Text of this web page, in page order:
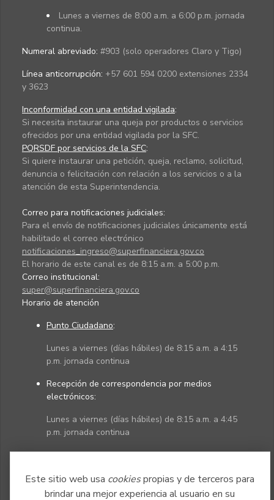
Este sitio web usa cookiespropias y de terceros para
brindar una mejor experiencia al usuario en su
Lunes a viernes de 8:00 a.m. a 6:00 p.m. jornada
continua.
Numeral abreviado: #903 (solo operadores Claro y Tigo)
Línea anticorrupción: +57 601 594 0200 extensiones 2334
y 3623
Inconformidad con una entidad vigilada:
Si necesita instaurar una queja por productos o servicios
ofrecidos por una entidad vigilada por la SFC.
PQRSDF por servicios de la SFC:
Si quiere instaurar una petición, queja, reclamo, solicitud,
denuncia o felicitación con relación a los servicios o a la
atención de esta Superintendencia.
Correo para notificaciones judiciales:
Para el envío de notificaciones judiciales únicamente está
habilitado el correo electrónico
notificaciones_ingreso@superfinanciera.gov.co
El horario de este canal es de 8:15 a.m. a 5:00 p.m.
Correo institucional:
super@superfinanciera.gov.co
Horario de atención
Punto Ciudadano:
Lunes a viernes (días hábiles) de 8:15 a.m. a 4:15
p.m. jornada continua
Recepción de correspondencia por medios
electrónicos:
Lunes a viernes (días hábiles) de 8:15 a.m. a 4:45
p.m. jornada continua